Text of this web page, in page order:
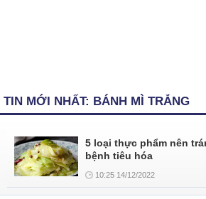
TIN MỚI NHẤT: BÁNH MÌ TRẮNG
5 loại thực phẩm nên
bệnh tiêu hóa
10:25 14/12/2022